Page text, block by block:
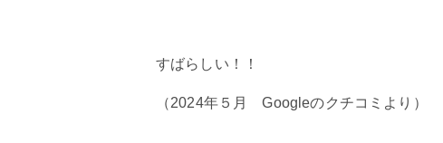
すばらしい！！
（2024年５月 Googleのクチコミより）